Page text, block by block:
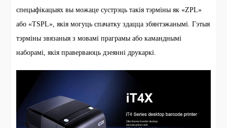
спецыфікацыях вы можаце сустрэць такія тэрміны як «ZPL»
або «TSPL», якія могуць спачатку здацца збянтэжанымі. Гэтыя
тэрміны звязаныя з мовамі праграмы або каманднымі
наборамі, якія праверваюць дзеянні друкаркі.